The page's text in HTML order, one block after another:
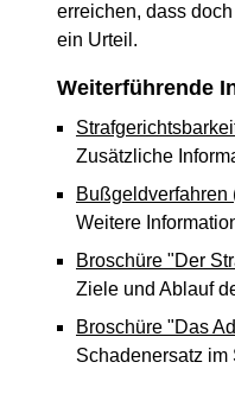
erreichen, dass
ein Urteil.
Weiterführende
Zusätzliche
Bußgeldverfahren
Weitere
Broschüre "Der
Ziele und Ablauf
Broschüre "Das
Schadenersatz im